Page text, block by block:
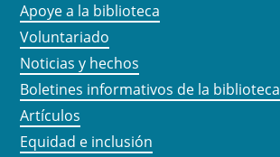
Apoye a la biblioteca
Voluntariado
Noticias y hechos
Boletines informativos de la biblioteca
Artículos
Equidad e inclusión